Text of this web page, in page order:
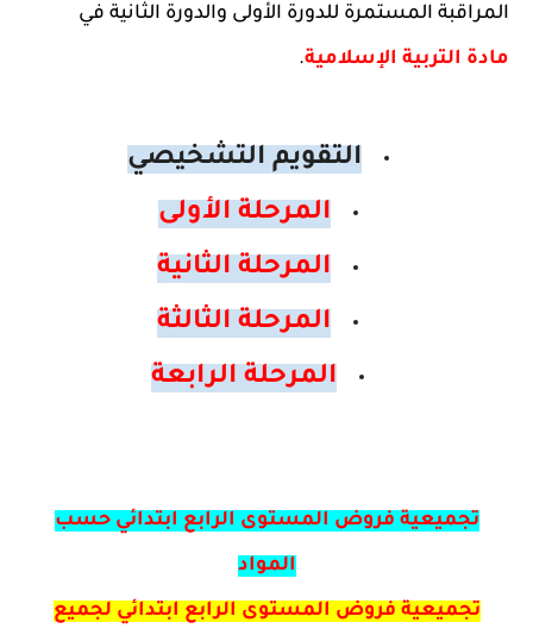
المراقبة المستمرة للدورة الأولى والدورة الثانية في
مادة التربية الإسلامية.
التقويم التشخيصي
المرحلة الأولى
المرحلة الثانية
المرحلة الثالثة
المرحلة الرابعة
تجميعية فروض المستوى الرابع ابتدائي حسب
المواد
تجميعية فروض المستوى الرابع ابتدائي لجميع